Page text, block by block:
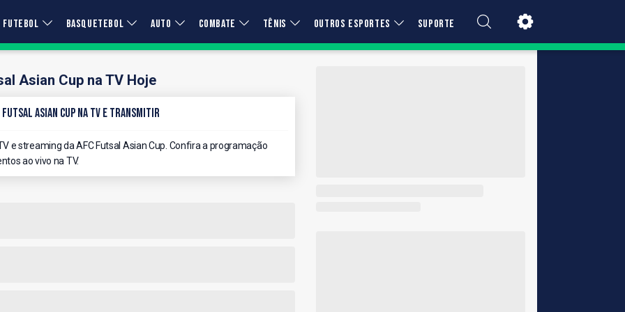
FUTEBOL BASQUETEBOL AUTO COMBATE TÊNIS OUTROS ESPORTES SUPORTE
Asian Cup na TV Hoje
Futsal Asian Cup na TV e Transmitir
e streaming da AFC Futsal Asian Cup. Confira a programação
ao vivo na TV.